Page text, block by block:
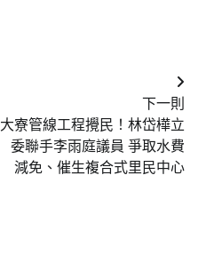
下一則
大寮管線工程攪民！林岱樺立
委聯手李雨庭議員 爭取水費
減免、催生複合式里民中心